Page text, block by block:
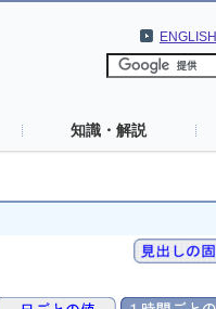
ENGLISH
知識・解説